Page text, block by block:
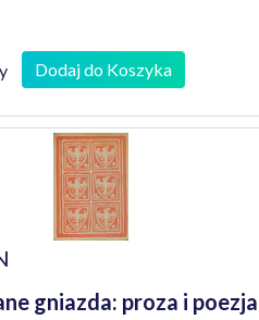
Dodaj do Koszyka
gniazda: proza i poezja